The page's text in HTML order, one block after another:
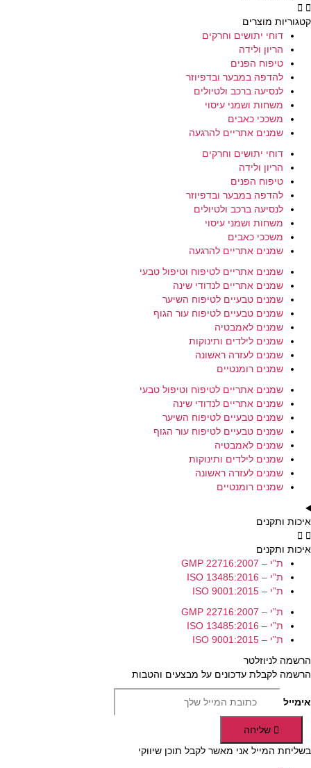
קטגוריות מוצרים
דוחי יתושים וחרקים
הריון ולידה
טיפוח הפנים
להדפה במבער ובדפיוזר
לנסיעה ברכב ולטיולים
משחות ושמני עיסוי
משככי כאבים
שמנים אתריים להרגעה
דוחי יתושים וחרקים
הריון ולידה
טיפוח הפנים
להדפה במבער ובדפיוזר
לנסיעה ברכב ולטיולים
משחות ושמני עיסוי
משככי כאבים
שמנים אתריים להרגעה
שמנים אתריים לטיפוח וטיפול טבעי
שמנים אתריים לנדודי שינה
שמנים טבעיים לטיפוח השיער
שמנים טבעיים לטיפוח עור הגוף
שמנים לאמבטיה
שמנים לילדים ותינוקות
שמנים לעזרה ראשונה
שמנים רומנטיים
שמנים אתריים לטיפוח וטיפול טבעי
שמנים אתריים לנדודי שינה
שמנים טבעיים לטיפוח השיער
שמנים טבעיים לטיפוח עור הגוף
שמנים לאמבטיה
שמנים לילדים ותינוקות
שמנים לעזרה ראשונה
שמנים רומנטיים
איכות ותקנים
איכות ותקנים
ת”י – GMP 22716:2007
ת”י – ISO 13485:2016
ת”י – ISO 9001:2015
ת”י – GMP 22716:2007
ת”י – ISO 13485:2016
ת”י – ISO 9001:2015
הרשמה לניוזלטר
הרשמה לקבלת עדכונים על מבצעים והטבות
אימייל
שליחה
בשליחת המייל אני מאשר לקבל תוכן שיווקי